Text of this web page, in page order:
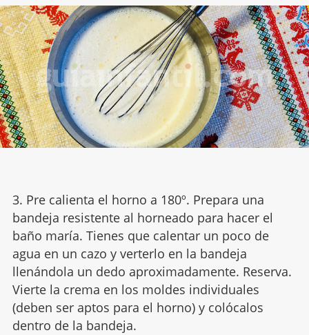
3. Pre calienta el horno a 180º. Prepara una
bandeja resistente al horneado para hacer el
baño maría. Tienes que calentar un poco de
agua en un cazo y verterlo en la bandeja
llenándola un dedo aproximadamente. Reserva.
Vierte la crema en los moldes individuales
(deben ser aptos para el horno) y colócalos
dentro de la bandeja.